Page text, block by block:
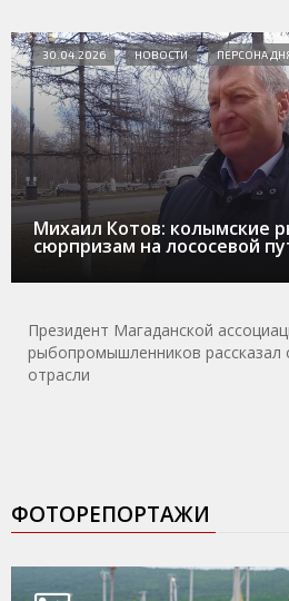
Михаил Котов: колымские
сюрпризам на лососевой
30.04.2026 НОВОСТИ ПЕРСОНА
Президент Магаданской
рыбопромышленников рассказал
отрасли
ФОТОРЕПОРТАЖИ